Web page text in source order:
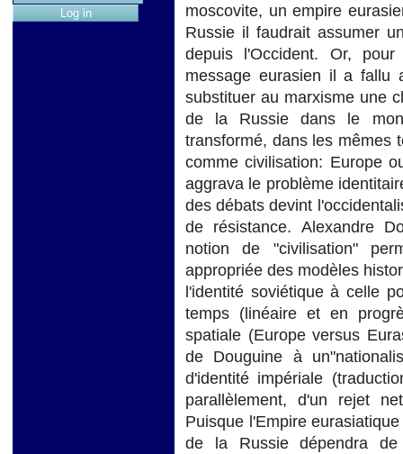
moscovite, un empire
Russie il faudrait assumer
depuis l'Occident. Or,
message eurasien il a fallu
substituer au marxisme une
de la Russie dans le
transformé, dans les mêmes
comme civilisation: Europe
aggrava le problème
des débats devint
de résistance. Alexandre
notion de "civilisation"
appropriée des modèles
l'identité soviétique à celle
temps (linéaire et en
spatiale (Europe versus
de Douguine à
d'identité impériale
parallèlement, d'un rejet
Puisque l'Empire
de la Russie dépendra